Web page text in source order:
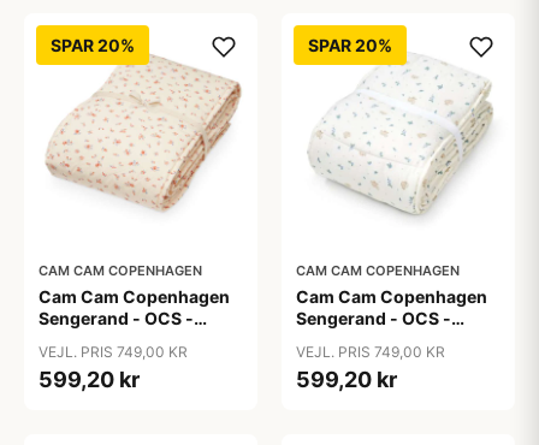
SPAR 20%
CAM CAM COPENHAGEN
Cam Cam Copenhagen
Sengerand - OCS -
VEJL. PRIS 749,00 KR
599,20 kr
SPAR 20%
CAM CAM COPENHAGEN
Cam Cam Copenhagen
Sengerand - OCS -
VEJL. PRIS 749,00 KR
599,20 kr